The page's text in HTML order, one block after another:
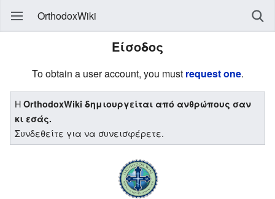
OrthodoxWiki
Είσοδος
To obtain a user account, you must request one.
ΗOrthodoxWiki δημιουργείται από ανθρώπους σαν
κι εσάς.
Συνδεθείτε για να συνεισφέρετε.